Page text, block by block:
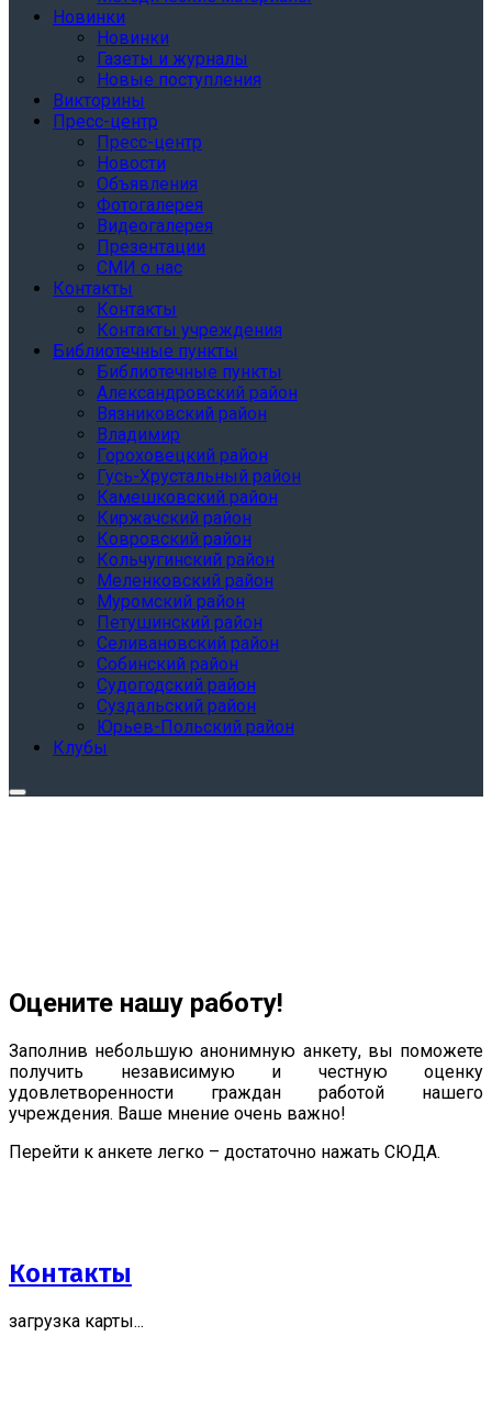
Новинки
Новинки
Газеты и журналы
Новые поступления
Викторины
Пресс-центр
Пресс-центр
Новости
Объявления
Фотогалерея
Видеогалерея
Презентации
СМИ о нас
Контакты
Контакты
Контакты учреждения
Библиотечные пункты
Библиотечные пункты
Александровский район
Вязниковский район
Владимир
Гороховецкий район
Гусь-Хрустальный район
Камешковский район
Киржачский район
Ковровский район
Кольчугинский район
Меленковский район
Муромский район
Петушинский район
Селивановский район
Собинский район
Судогодский район
Суздальский район
Юрьев-Польский район
Клубы
Оцените нашу работу!
Заполнив небольшую анонимную анкету, вы поможете
получить независимую и честную оценку
удовлетворенности граждан работой нашего
учреждения. Ваше мнение очень важно!
Перейти к анкете легко – достаточно нажать СЮДА.
Контакты
загрузка карты...